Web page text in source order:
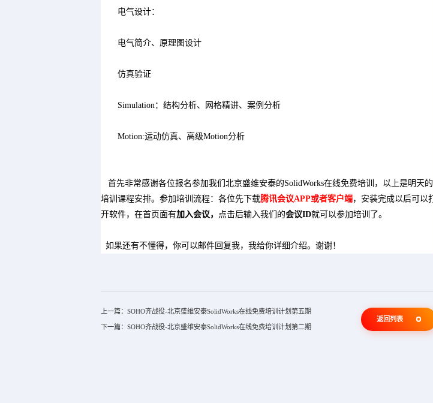
电气设计：
电气简介、原理图设计
仿真验证
Simulation：结构分析、网格精讲、案例分析
Motion:运动仿真、高级Motion分析
首先非常感谢各位报名参加我们北京盛维安泰的SolidWorks在线免费培训，以上是明天的
培训课程安排。参加培训流程：各位先下载腾讯会议APP或者客户端，安装完成以后可以打
开软件，在首页面有加入会议， 点击后输入我们的会议ID就可以参加培训了。
如果还有不懂得，你可以邮件回复我，我给你详细介绍。谢谢！
上一篇：SOHO齐战役-北京盛维安泰SolidWorks在线免费培训计划第五期
下一篇：SOHO齐战役-北京盛维安泰SolidWorks在线免费培训计划第二期
返回列表